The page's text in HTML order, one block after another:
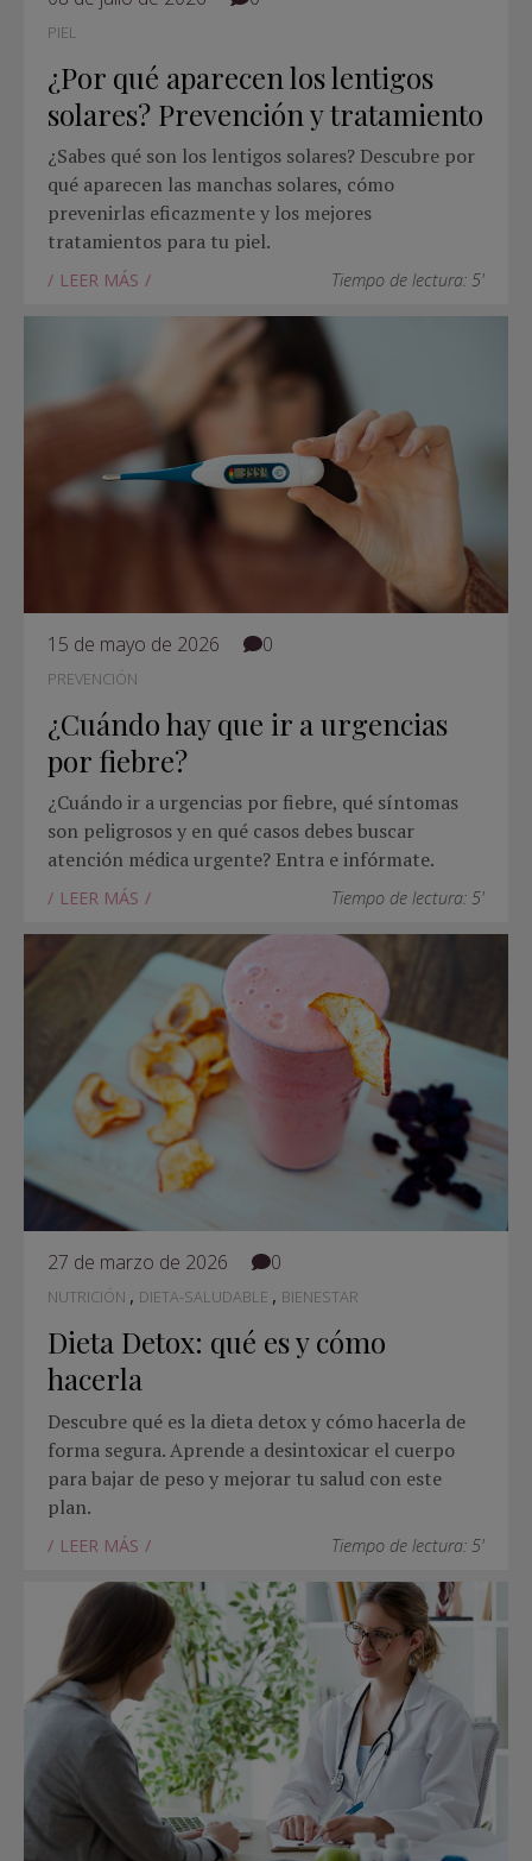
PIEL
¿Por qué aparecen los lentigos
solares? Prevención y tratamiento
¿Sabes qué son los lentigos solares? Descubre por
qué aparecen las manchas solares, cómo
prevenirlas eficazmente y los mejores
tratamientos para tu piel.
LEER MÁS Tiempo de lectura: 5'
15 de mayo de 2026 0
PREVENCIÓN
¿Cuándo hay que ir a urgencias
por fiebre?
¿Cuándo ir a urgencias por fiebre, qué síntomas
son peligrosos y en qué casos debes buscar
atención médica urgente? Entra e infórmate.
LEER MÁS Tiempo de lectura: 5'
27 de marzo de 2026 0
NUTRICIÓN , DIETA-SALUDABLE , BIENESTAR
Dieta Detox: qué es y cómo
hacerla
Descubre qué es la dieta detox y cómo hacerla de
forma segura. Aprende a desintoxicar el cuerpo
para bajar de peso y mejorar tu salud con este
plan.
LEER MÁS Tiempo de lectura: 5'